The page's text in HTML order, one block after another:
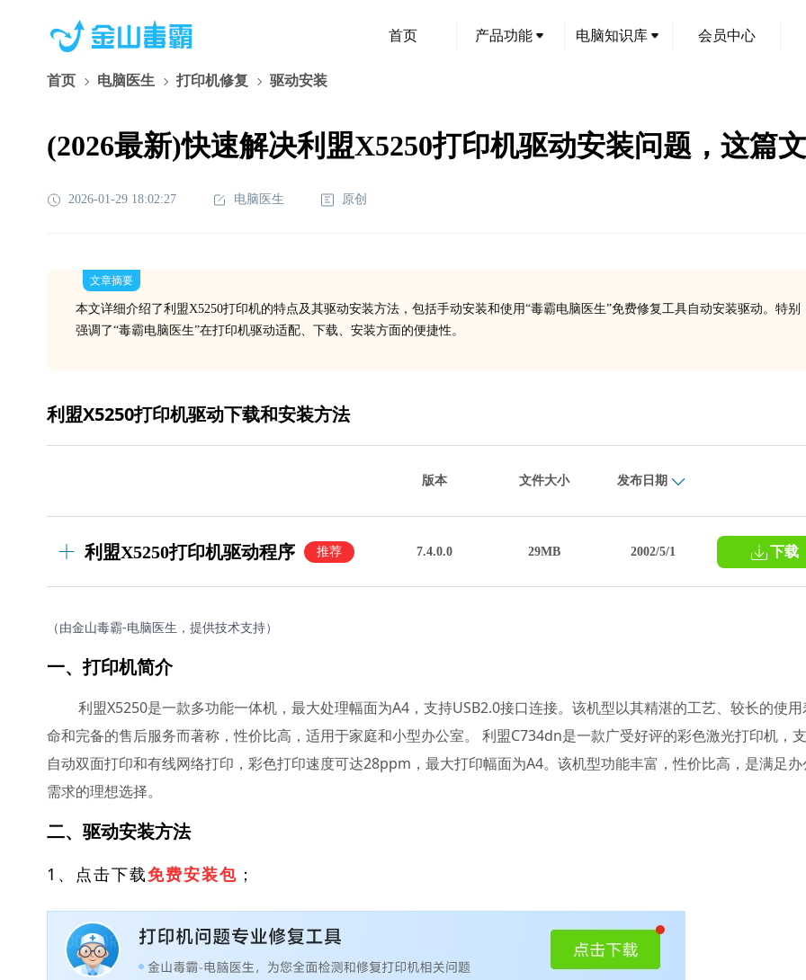
首页 产品功能 电脑知识库 会员中心
首页 电脑医生 打印机修复 驱动安装
(2026最新)快速解决利盟X5250打印机驱动安装问题，这篇
2026-01-29 18:02:27 电脑医生 原创
文章摘要
本文详细介绍了利盟X5250打印机的特点及其驱动安装方法，包括手动安装和使用“毒霸电脑医生”免费修复工具自动安装驱动。特别
强调了“毒霸电脑医生”在打印机驱动适配、下载、安装方面的便捷性。
利盟X5250打印机驱动下载和安装方法
版本 文件大小 发布日期
利盟X5250打印机驱动程序 推荐 7.4.0.0 29MB 2002/5/1 下载
（由金山毒霸-电脑医生，提供技术支持）
一、打印机简介
利盟X5250是一款多功能一体机，最大处理幅面为A4，支持USB2.0接口连接。该机型以其精湛的工艺、较长的使用
命和完备的售后服务而著称，性价比高，适用于家庭和小型办公室。 利盟C734dn是一款广受好评的彩色激光打印机，
自动双面打印和有线网络打印，彩色打印速度可达28ppm，最大打印幅面为A4。该机型功能丰富，性价比高，是满足办
需求的理想选择。
二、驱动安装方法
1、点击下载免费安装包 ；